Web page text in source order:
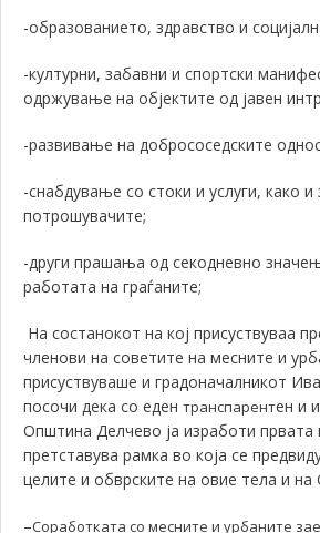
-образованието, здравство и
-културни, забавни и спортски
одржување на објектите од јавен
-развивање на добрососедските
-снабдување со стоки и услуги, како
потрошувачите;
-други прашања од секодневно
работата на граѓаните;
На состанокот на кој присуствуваа
членови на советите на месните и
присуствуваше и градоначалникот
посочи дека со еден транспарентен и
Општина Делчево ја изработи првата
претставува рамка во која се
целите и обврските на овие тела и
–Соработката со месните и урбаните